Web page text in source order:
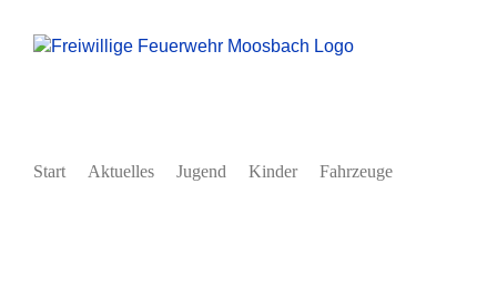
Inhalt
Start Aktuelles Jugend Kinder Fahrzeuge